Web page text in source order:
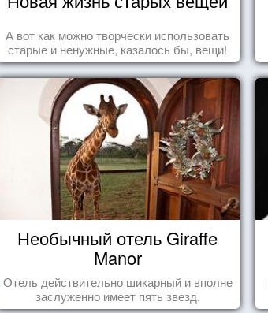
А вот как можно творчески использовать
старые и ненужные, казалось бы, вещи!
Необычный отель Giraffe
Manor
Отель действительно шикарный и вполне
заслуженно имеет пять звезд.